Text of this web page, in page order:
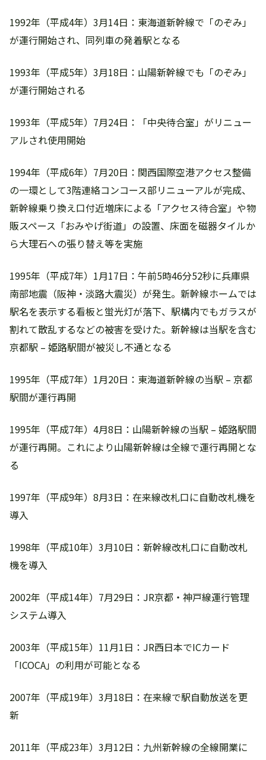
1992年（平成4年）3月14日：東海道新幹線で「のぞみ」
が運行開始され、同列車の発着駅となる
1993年（平成5年）3月18日：山陽新幹線でも「のぞみ」
が運行開始される
1993年（平成5年）7月24日：「中央待合室」がリニュー
アルされ使用開始
1994年（平成6年）7月20日：関西国際空港アクセス整備
の一環として3階連絡コンコース部リニューアルが完成、
新幹線乗り換え口付近増床による「アクセス待合室」や物
販スペース「おみやげ街道」の設置、床面を磁器タイルか
ら大理石への張り替え等を実施
1995年（平成7年）1月17日：午前5時46分52秒に兵庫県
南部地震（阪神・淡路大震災）が発生。新幹線ホームでは
駅名を表示する看板と蛍光灯が落下、駅構内でもガラスが
割れて散乱するなどの被害を受けた。新幹線は当駅を含む
京都駅 – 姫路駅間が被災し不通となる
1995年（平成7年）1月20日：東海道新幹線の当駅 – 京都
駅間が運行再開
1995年（平成7年）4月8日：山陽新幹線の当駅 – 姫路駅間
が運行再開。これにより山陽新幹線は全線で運行再開とな
る
1997年（平成9年）8月3日：在来線改札口に自動改札機を
導入
1998年（平成10年）3月10日：新幹線改札口に自動改札
機を導入
2002年（平成14年）7月29日：JR京都・神戸線運行管理
システム導入
2003年（平成15年）11月1日：JR西日本でICカード
「ICOCA」の利用が可能となる
2007年（平成19年）3月18日：在来線で駅自動放送を更
新
2011年（平成23年）3月12日：九州新幹線の全線開業に